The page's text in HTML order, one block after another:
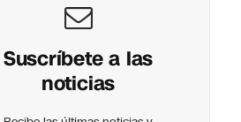
Suscríbete a las
noticias